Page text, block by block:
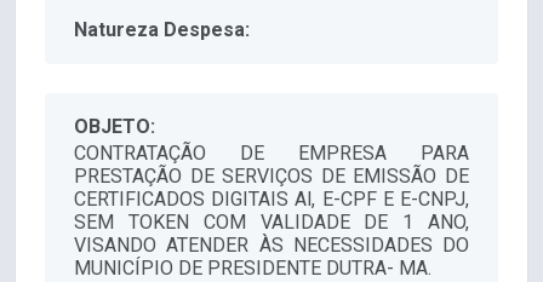
Natureza Despesa:
OBJETO:
CONTRATAÇÃO DE EMPRESA PARA
PRESTAÇÃO DE SERVIÇOS DE EMISSÃO DE
CERTIFICADOS DIGITAIS Al, E-CPF E E-CNPJ,
SEM TOKEN COM VALIDADE DE 1 ANO,
VISANDO ATENDER ÀS NECESSIDADES DO
MUNICÍPIO DE PRESIDENTE DUTRA- MA.